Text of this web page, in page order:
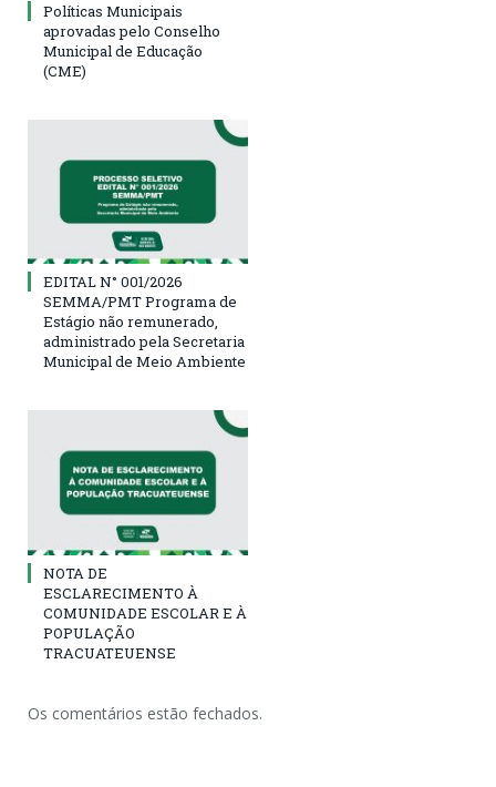
Políticas Municipais
aprovadas pelo Conselho
Municipal de Educação
(CME)
EDITAL N° 001/2026
SEMMA/PMT Programa de
Estágio não remunerado,
administrado pela Secretaria
Municipal de Meio Ambiente
NOTA DE
ESCLARECIMENTO À
COMUNIDADE ESCOLAR E À
POPULAÇÃO
TRACUATEUENSE
Os comentários estão fechados.